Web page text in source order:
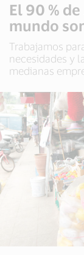
El 90 %
mundo
Trabajamos
necesidades y
medianas